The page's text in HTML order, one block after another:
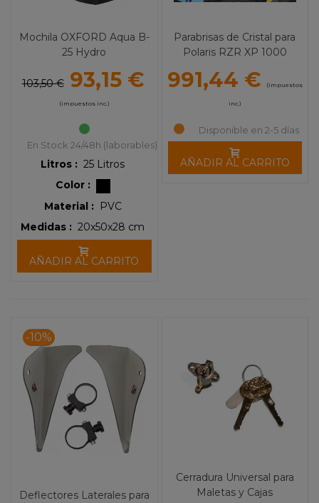
Mochila OXFORD Aqua B-
25 Hydro
103,50 € 93,15 €
(impuestos inc.)
En Stock 24/48h (laborables)
Litros : 25 Litros
Color :
Material :
PVC
Medidas : 20x50x28 cm
AÑADIR AL CARRITO
Parabrisas de Cristal para
Polaris RZR XP 1000
991,44 € (impuestos
inc.)
Disponible en 2-5 días
AÑADIR AL CARRITO
-10%
Deflectores Laterales para
Cerradura Universal para
Maletas y Cajas